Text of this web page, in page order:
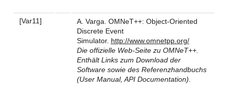
[Var11]
A. Varga. OMNeT++: Object-Oriented
Discrete Event
Simulator. http://www.omnetpp.org/
Die offizielle Web-Seite zu OMNeT++.
Enthält Links zum Download der
Software sowie des Referenzhandbuchs
(User Manual, API Documentation).